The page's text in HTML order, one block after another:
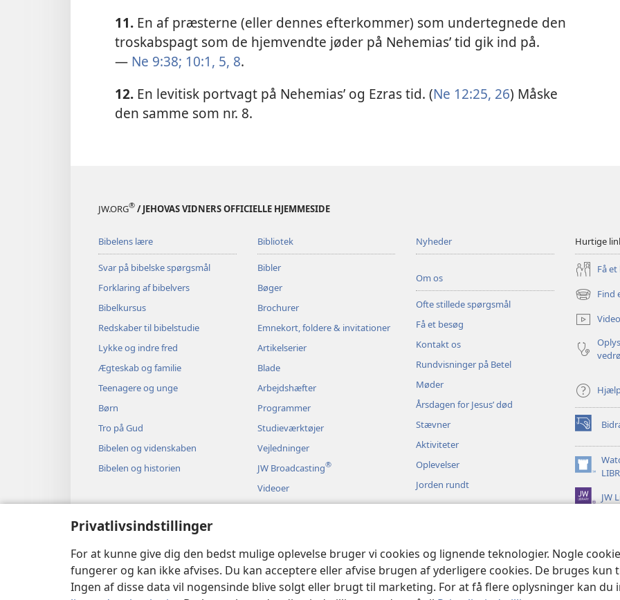
Privatlivsindstillinger
For at kunne give dig den bedst mulige oplevelse bruger vi cookies og lignende teknologier. Nogle
fungerer og kan ikke afvises. Du kan acceptere eller afvise brugen af yderligere cookies. De bruges
Ingen af disse data vil nogensinde blive solgt eller brugt til marketing. For at få flere oplysninger kan du
11. En af præsterne (eller dennes efterkommer) som undertegnede den
troskabspagt som de hjemvendte jøder på Nehemias’ tid gik ind på.
— Ne 9:38; 10:1, 5, 8.
12. En levitisk portvagt på Nehemias’ og Ezras tid. (Ne 12:25, 26) Måske
den samme som nr. 8.
JW.ORG® / JEHOVAS VIDNERS OFFICIELLE HJEMMESIDE
Bibelens lære
Svar på bibelske spørgsmål
Forklaring af bibelvers
Bibelkursus
Redskaber til bibelstudie
Lykke og indre fred
Ægteskab og familie
Teenagere og unge
Børn
Tro på Gud
Bibelen og videnskaben
Bibelen og historien
Bibliotek
Bibler
Bøger
Brochurer
Emnekort, foldere & invitationer
Artikelserier
Blade
Arbejdshæfter
Programmer
Studieværktøjer
Vejledninger
JW Broadcasting®
Videoer
Musik
Dramatiseret bibeloplæsning
Nyheder
Om os
Ofte stillede spørgsmål
Få et besøg
Kontakt os
Rundvisninger på Betel
Møder
Årsdagen for Jesus’ død
Stævner
Aktiviteter
Oplevelser
Jorden rundt
Hurtige
Få
Find
(åbner
nyt
vindue)
(åbner
nyt
vindue)
(åbner
nyt
vindue)JW